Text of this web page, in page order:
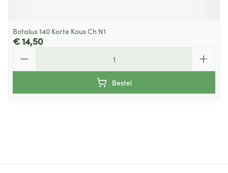
Botalux 140 Korte Kous Ch N1
€ 14,50
Bestel